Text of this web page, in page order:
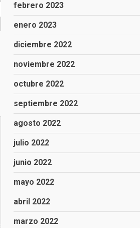
febrero 2023
enero 2023
diciembre 2022
noviembre 2022
octubre 2022
septiembre 2022
agosto 2022
julio 2022
junio 2022
mayo 2022
abril 2022
marzo 2022